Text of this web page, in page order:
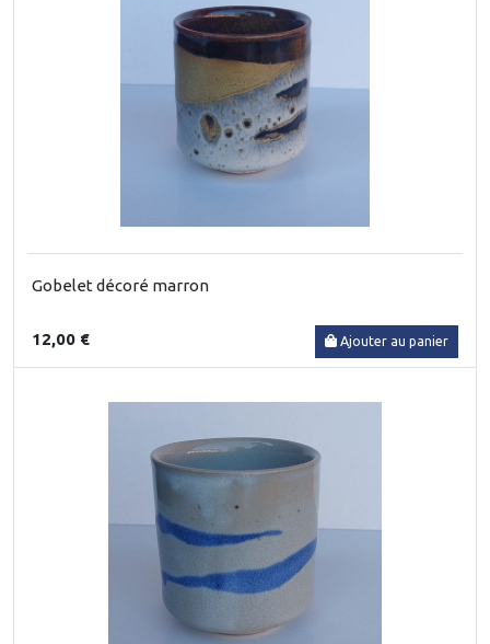
Gobelet décoré marron
12,00 € Ajouter au panier